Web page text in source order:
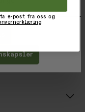
e-post fra oss og